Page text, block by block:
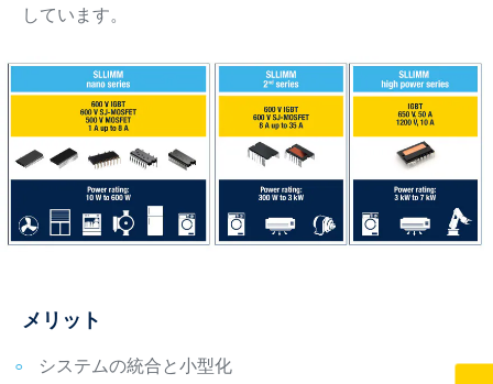
しています。
メリット
システムの統合と小型化